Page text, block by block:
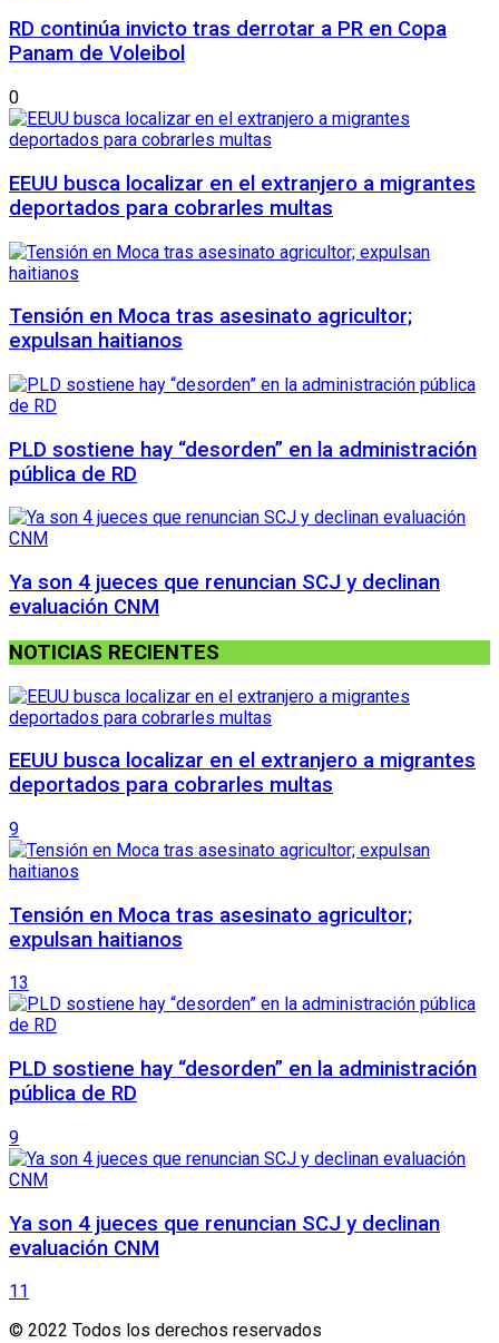
RD continúa invicto tras derrotar a PR en Copa
Panam de Voleibol
0
EEUU busca localizar en el extranjero a migrantes
deportados para cobrarles multas
Tensión en Moca tras asesinato agricultor;
expulsan haitianos
PLD sostiene hay “desorden” en la administración
pública de RD
Ya son 4 jueces que renuncian SCJ y declinan
evaluación CNM
NOTICIAS RECIENTES
EEUU busca localizar en el extranjero a migrantes
deportados para cobrarles multas
9
Tensión en Moca tras asesinato agricultor;
expulsan haitianos
13
PLD sostiene hay “desorden” en la administración
pública de RD
9
Ya son 4 jueces que renuncian SCJ y declinan
evaluación CNM
11
© 2022 Todos los derechos reservados